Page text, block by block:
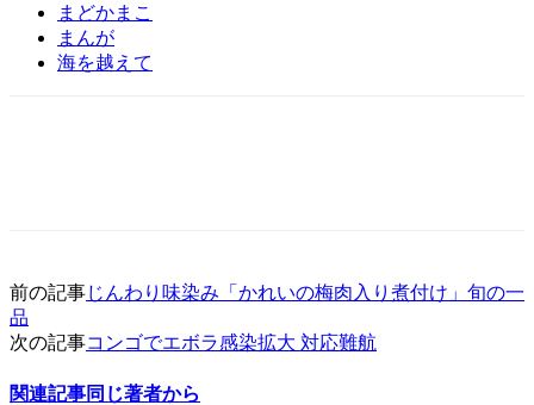
まどかまこ
まんが
海を越えて
前の記事じんわり味染み「かれいの梅肉入り煮付け」旬の一
品
次の記事コンゴでエボラ感染拡大 対応難航
関連記事同じ著者から